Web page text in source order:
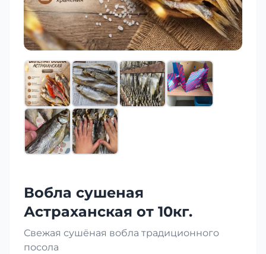
Вобла сушеная
Астраханская от 10кг.
Свежая сушёная вобла традиционного
посола